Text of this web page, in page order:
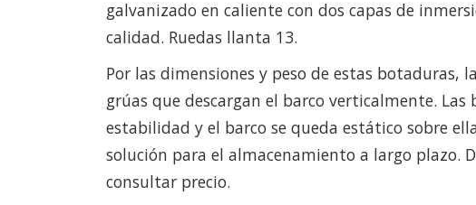
galvanizado en caliente con dos capas de
calidad. Ruedas llanta 13.
Por las dimensiones y peso de estas botaduras,
grúas que descargan el barco verticalmente. Las
estabilidad y el barco se queda estático sobre
solución para el almacenamiento a largo plazo.
consultar precio.